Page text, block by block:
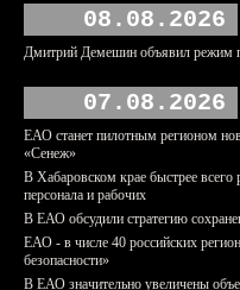
08.08.2026
Дмитрий Демешин объявил режим
07.08.2026
ЕАО станет пилотным регионом
«Сенеж»
В Хабаровском крае быстрее всего
персонала и рабочих
В ЕАО обсудили стратегию
ЕАО - в числе 40 российских
безопасности»
В ЕАО значительно увеличены